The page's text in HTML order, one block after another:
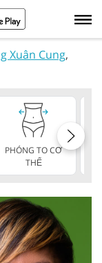
Xuân Cung,
PHÓNG TO CƠ
THỂ